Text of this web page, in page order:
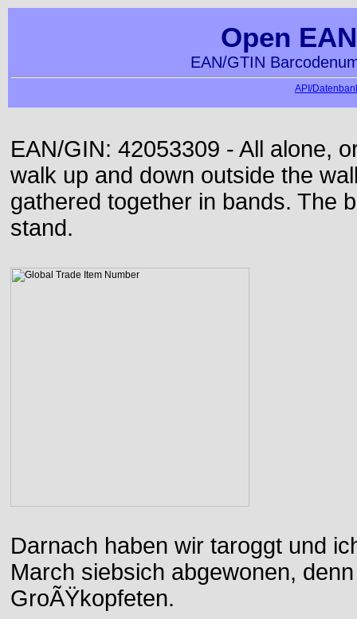
Open
EAN/GTIN
API/
EAN/GIN: 42053309 - All alone,
walk up and down outside the
gathered together in bands. The
stand.
Darnach haben wir taroggt und
March siebsich abgewonen,
GroÃŸkopfeten.